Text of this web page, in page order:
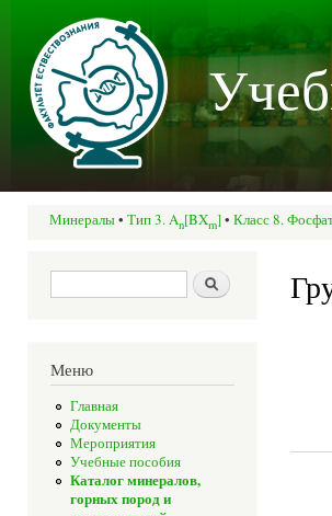
Минералы• Тип 3. An[BXm]• Класс 8.
Форма поиска Поиск
Меню
Главная
Документы
Мероприятия
Учебные пособия
Каталог минералов,
горных пород и